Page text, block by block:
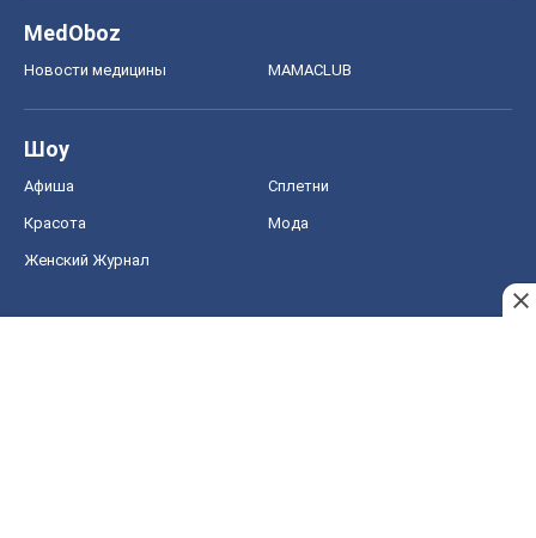
MedOboz
Новости медицины MAMACLUB
Шоу
Афиша Сплетни
Красота Мода
Женский Журнал